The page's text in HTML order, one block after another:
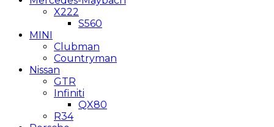
X222
S560
MINI
Clubman
Countryman
Nissan
GTR
Infiniti
QX80
R34